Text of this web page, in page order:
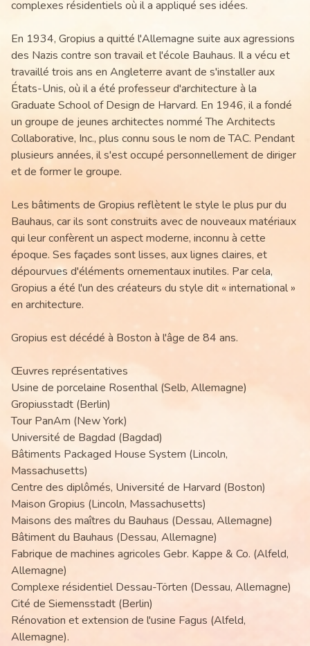
complexes résidentiels où il a appliqué ses idées.
En 1934, Gropius a quitté l'Allemagne suite aux agressions
des Nazis contre son travail et l'école Bauhaus. Il a vécu et
travaillé trois ans en Angleterre avant de s'installer aux
États-Unis, où il a été professeur d'architecture à la
Graduate School of Design de Harvard. En 1946, il a fondé
un groupe de jeunes architectes nommé The Architects
Collaborative, Inc., plus connu sous le nom de TAC. Pendant
plusieurs années, il s'est occupé personnellement de diriger
et de former le groupe.
Les bâtiments de Gropius reflètent le style le plus pur du
Bauhaus, car ils sont construits avec de nouveaux matériaux
qui leur confèrent un aspect moderne, inconnu à cette
époque. Ses façades sont lisses, aux lignes claires, et
dépourvues d'éléments ornementaux inutiles. Par cela,
Gropius a été l'un des créateurs du style dit « international »
en architecture.
Gropius est décédé à Boston à l'âge de 84 ans.
Œuvres représentatives
Usine de porcelaine Rosenthal (Selb, Allemagne)
Gropiusstadt (Berlin)
Tour PanAm (New York)
Université de Bagdad (Bagdad)
Bâtiments Packaged House System (Lincoln,
Massachusetts)
Centre des diplômés, Université de Harvard (Boston)
Maison Gropius (Lincoln, Massachusetts)
Maisons des maîtres du Bauhaus (Dessau, Allemagne)
Bâtiment du Bauhaus (Dessau, Allemagne)
Fabrique de machines agricoles Gebr. Kappe & Co. (Alfeld,
Allemagne)
Complexe résidentiel Dessau-Törten (Dessau, Allemagne)
Cité de Siemensstadt (Berlin)
Rénovation et extension de l'usine Fagus (Alfeld,
Allemagne).